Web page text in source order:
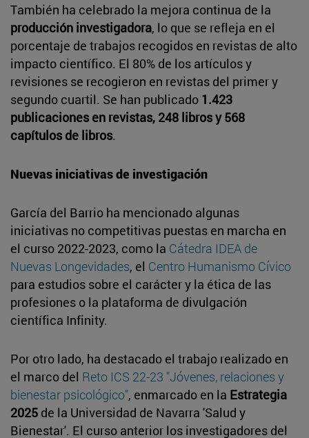
También ha celebrado la mejora continua de la
producción investigadora, lo que se refleja en el
porcentaje de trabajos recogidos en revistas de alto
impacto científico. El 80% de los artículos y
revisiones se recogieron en revistas del primer y
segundo cuartil. Se han publicado 1.423
publicaciones en revistas, 248 libros y 568
capítulos de libros.
Nuevas iniciativas de investigación
García del Barrio ha mencionado algunas
iniciativas no competitivas puestas en marcha en
el curso 2022-2023, como la Cátedra IDEA de
Nuevas Longevidades, el Centro Humanismo Cívico
para estudios sobre el carácter y la ética de las
profesiones o la plataforma de divulgación
científica Infinity.
Por otro lado, ha destacado el trabajo realizado en
el marco del Reto ICS 22-23 "Jóvenes, relaciones y
bienestar psicológico", enmarcado en la Estrategia
2025 de la Universidad de Navarra 'Salud y
Bienestar'. El curso anterior los investigadores del